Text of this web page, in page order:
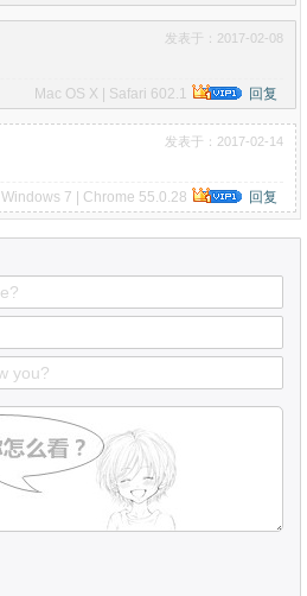
发表于：2017-02-08
Mac OS X | Safari 602.1 回复
发表于：2017-02-14
Windows 7 | Chrome 55.0.28 回复